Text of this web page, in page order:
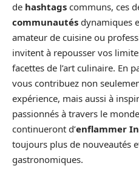
de hashtags communs, ces
communautés dynamiques
amateur de cuisine ou
invitent à repousser vos
facettes de l’art culinaire. En
vous contribuez non
expérience, mais aussi à
passionnés à travers le
continueront d’enflammer
toujours plus de nouveautés
gastronomiques.